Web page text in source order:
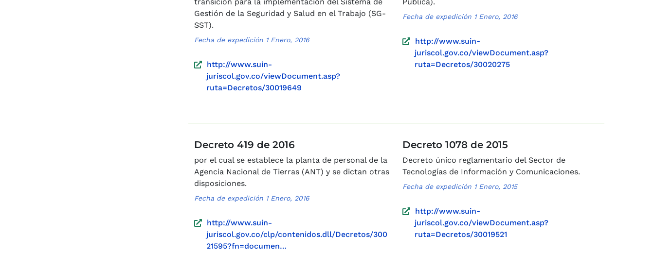
Gestión de la Seguridad y Salud en el Trabajo (SG-
SST).
Fecha de expedición 1 Enero, 2016
http://www.suin-
juriscol.gov.co/viewDocument.asp?
ruta=Decretos/30019649
Fecha de expedición 1 Enero, 2016
http://www.suin-
juriscol.gov.co/viewDocument.asp?
ruta=Decretos/30020275
Decreto 419 de 2016
por el cual se establece la planta de personal de la
Agencia Nacional de Tierras (ANT) y se dictan otras
disposiciones.
Fecha de expedición 1 Enero, 2016
http://www.suin-
juriscol.gov.co/clp/contenidos.dll/Decretos/300
21595?fn=documen…
Decreto 1078 de 2015
Decreto único reglamentario del Sector de
Tecnologías de Información y Comunicaciones.
Fecha de expedición 1 Enero, 2015
http://www.suin-
juriscol.gov.co/viewDocument.asp?
ruta=Decretos/30019521